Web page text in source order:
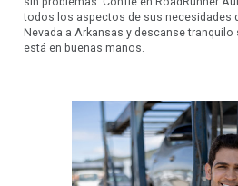
todos los aspectos de sus necesidades
Nevada a Arkansas y descanse
está en buenas manos.